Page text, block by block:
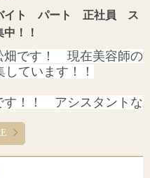
イト パート 正社員 ス
！！
畑です！ 現在美容師の
ています！！
！！ アシスタントな
料ももらえちゃう！！